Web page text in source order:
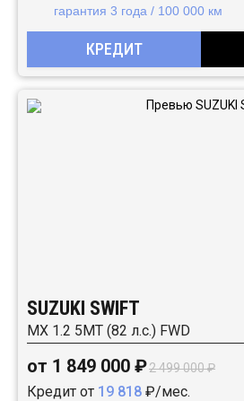
гарантия 3 года / 100 000 км
КРЕДИТ
SUZUKI SWIFT
MX 1.2 5MT (82 л.с.) FWD
от 1 849 000 ₽2 499 000 ₽
Кредит от 19 818 ₽/мес.